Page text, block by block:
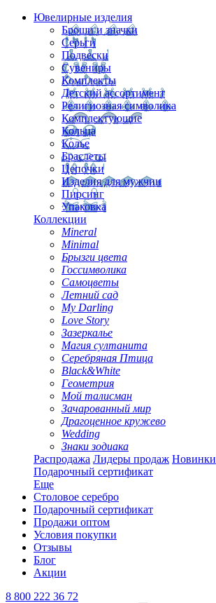
Ювелирные изделия
Броши и значки
Серьги
Подвески
Сувениры
Комплекты
Детский ассортимент
Религиозная символика
Комплектующие
Кольца
Колье
Браслеты
Цепочки
Изделия для мужчин
Пирсинг
Упаковка
Коллекции
Mineral
Minimal
Брызги цвета
Госсимволика
Самоцветы
Летний сад
My Darling
Love Story
Зазеркалье
Магия султанита
Серебряная Птица
Black&White
Геометрия
Мой талисман
Зачарованный мир
Драгоценное кружево
Wedding
Знаки зодиака
Распродажа Лидеры продаж Новинки
Подарочный сертификат
Еще
Столовое серебро
Подарочный сертификат
Продажи оптом
Условия покупки
Отзывы
Блог
Акции
8 800 222 36 72